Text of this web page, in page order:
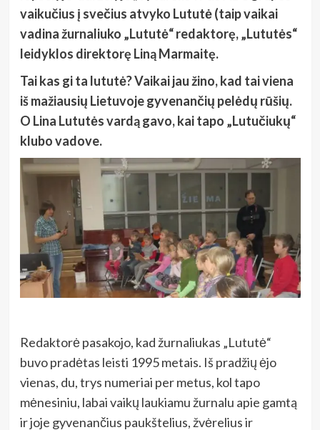
vaikučius į svečius atvyko Lututė (taip vaikai
vadina žurnaliuko „Lututė“ redaktorę, „Lututės“
leidyklos direktorę Liną Marmaitę.
Tai kas gi ta lututė? Vaikai jau žino, kad tai viena
iš mažiausių Lietuvoje gyvenančių pelėdų rūšių.
O Lina Lututės vardą gavo, kai tapo „Lutučiukų“
klubo vadove.
Redaktorė pasakojo, kad žurnaliukas „Lututė“
buvo pradėtas leisti 1995 metais. Iš pradžių ėjo
vienas, du, trys numeriai per metus, kol tapo
mėnesiniu, labai vaikų laukiamu žurnalu apie gamtą
ir joje gyvenančius paukštelius, žvėrelius ir